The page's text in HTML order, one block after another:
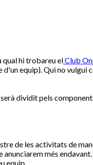
qual hi trobareu elClub
equip). Qui no
dividit pels
de les activitats de
més
equip.